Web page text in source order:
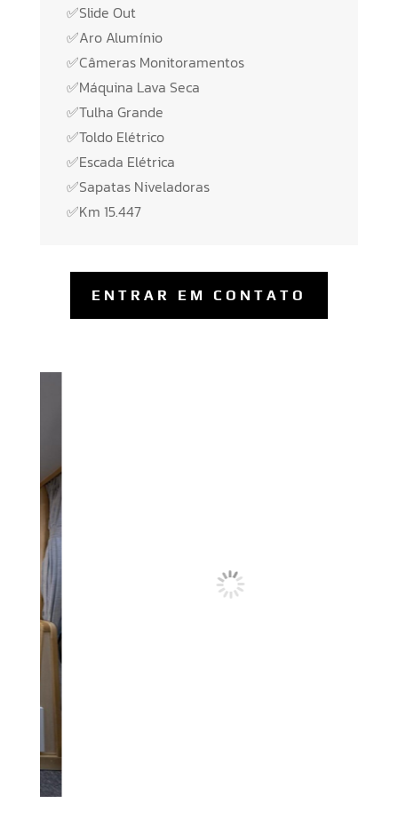
✅Slide Out
✅Aro Alumínio
✅Câmeras Monitoramentos
✅Máquina Lava Seca
✅Tulha Grande
✅Toldo Elétrico
✅Escada Elétrica
✅Sapatas Niveladoras
✅Km 15.447
ENTRAR EM CONTATO